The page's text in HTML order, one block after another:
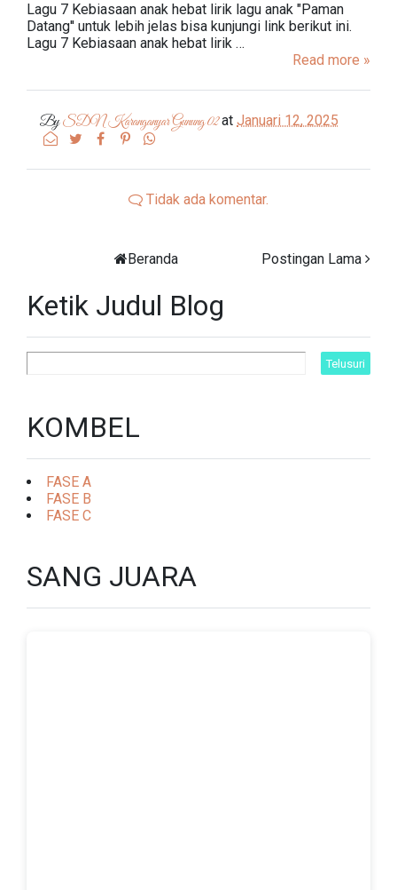
Lagu 7 Kebiasaan anak hebat lirik lagu anak "Paman
Datang'' untuk lebih jelas bisa kunjungi link berikut ini.
Lagu 7 Kebiasaan anak hebat lirik …
Read more »
BySDN Karanganyar Gunung 02at Januari 12, 2025
Tidak ada komentar.
Postingan Lama
Beranda
Ketik Judul Blog
KOMBEL
FASE A
FASE B
FASE C
SANG JUARA